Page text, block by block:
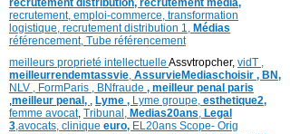
recrutement, emploi-commerce, transformation
logistique, recrutement distribution 1, Médias
référencement, Tube référencement
meilleurs proprieté intellectuelle Assvtropcher, vidT ,
meilleurrendemtassvie AssurvieMediaschoisir , BN,
NLV , FormParis , BNfraude , meilleur penal paris
meilleur penal, Lyme , Lyme groupe, esthetique2,
femme avocat, Tribunal, Medias20ans Legal
3 avocats, clinique euro, EL20ans Scope- Orig